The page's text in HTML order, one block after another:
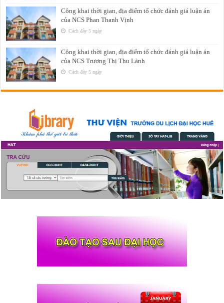
Công khai thời gian, địa điểm tổ chức đánh giá luận án
của NCS Phan Thanh Vịnh
Cách đây 5 ngày
Công khai thời gian, địa điểm tổ chức đánh giá luận án
của NCS Trương Thị Thu Lành
Cách đây 5 ngày